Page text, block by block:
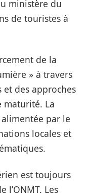
ministère du
de touristes à
de la
» à travers
et des approches
maturité. La
par le
locales et
est toujours
l’ONMT. Les